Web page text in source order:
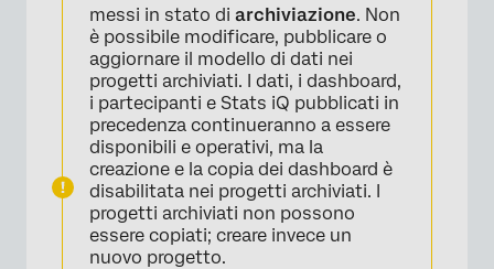
Modifica delle Origini dati
Combinazione di origini dati
Aggregazione di righe
Aggiunta di un set di dati di output
Anteprima del modello di dati
FAQs
messi in stato di archiviazione. Non
è possibile modificare, pubblicare o
aggiornare il modello di dati nei
progetti archiviati. I dati, i dashboard,
i partecipanti e Stats iQ pubblicati in
precedenza continueranno a essere
disponibili e operativi, ma la
creazione e la copia dei dashboard è
disabilitata nei progetti archiviati. I
progetti archiviati non possono
essere copiati; creare invece un
nuovo progetto.